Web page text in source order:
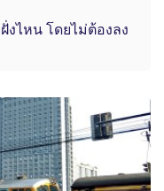
งไหน โดยไม่ต้องลง